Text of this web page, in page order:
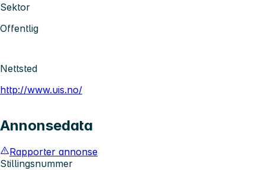
Sektor
Offentlig
Nettsted
http://www.uis.no/
Annonsedata
Rapporter annonse
Stillingsnummer